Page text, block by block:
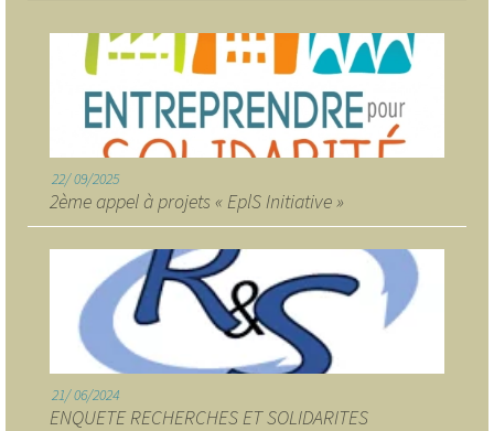
22 09/2025
2ème appel à projets « EplS Initiative »
21 06/2024
ENQUETE RECHERCHES ET SOLIDARITES